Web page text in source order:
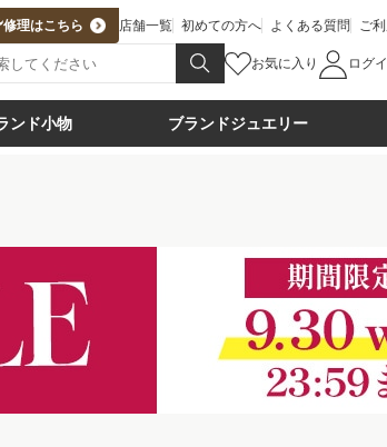
修理はこちら 店舗一覧 初めての方へ よくある質問 ご
お気に入り ログ
ンド小物 ブランドジュエリー